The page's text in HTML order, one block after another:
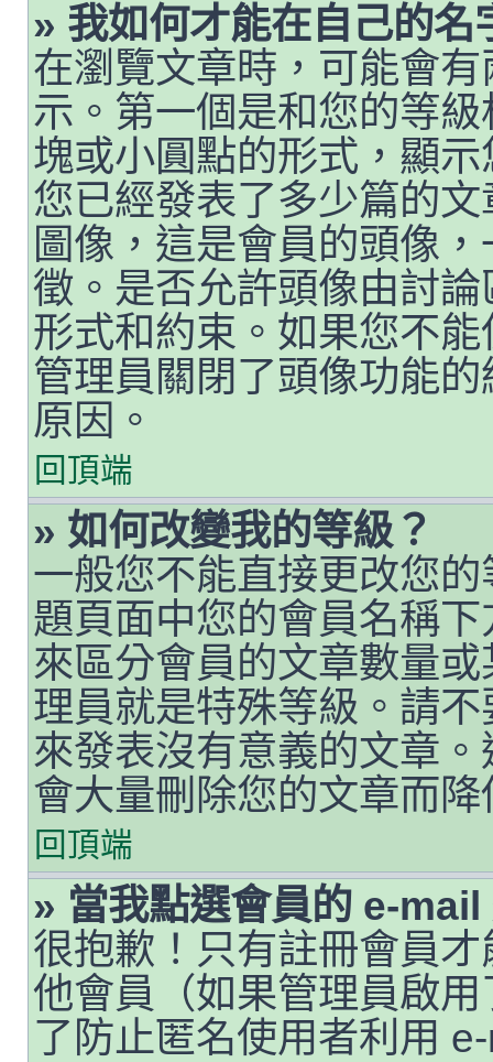
» 我如何才能在自己的名
在瀏覽文章時，可能會
示。第一個是和您的等
塊或小圓點的形式，顯
您已經發表了多少篇的
圖像，這是會員的頭像
徵。是否允許頭像由討
形式和約束。如果您不
管理員關閉了頭像功能
原因。
回頂端
» 如何改變我的等級？
一般您不能直接更改您
題頁面中您的會員名稱
來區分會員的文章數量
理員就是特殊等級。請
來發表沒有意義的文章
會大量刪除您的文章而
回頂端
» 當我點選會員的 e-
很抱歉！只有註冊會員
他會員（如果管理員啟
了防止匿名使用者利用